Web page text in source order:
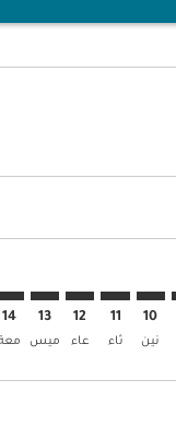
10
نين
11
ثاء
12
عاء
13
ميس
14